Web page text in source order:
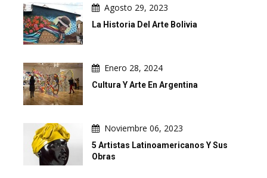
Agosto 29, 2023
La Historia Del Arte Bolivia
Enero 28, 2024
Cultura Y Arte En Argentina
Noviembre 06, 2023
5 Artistas Latinoamericanos Y Sus
Obras